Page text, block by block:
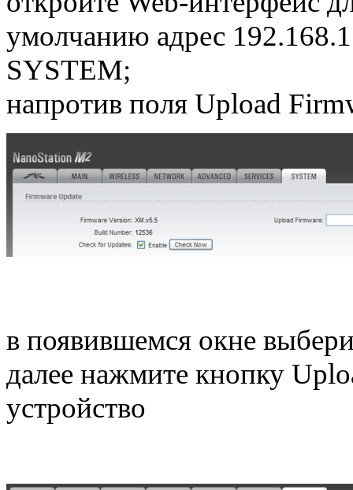
умолчанию адрес
SYSTEM;
напротив поля Upload
в появившемся окне
далее нажмите кнопку
устройство